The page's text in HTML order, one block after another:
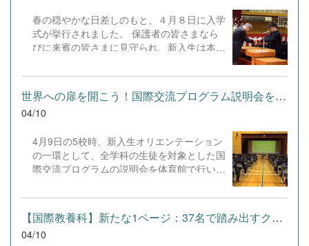
春の穏やかな日差しのもと、４月８日に入学
式が挙行されました。 保護者の皆さまなら
びに来賓の皆さまに見守られ、新入生は本校
制服に身を包み、緊張した面持ちの中にも、
高校生活への期待と希望を胸にした姿が印象
的でした。 今後の成長と活躍を、教職員一
同、心より願うとともに、日々の教育活動を
世界への扉を開こう！国際交流プログラム説明会を開催
04/10
4月9日の5校時、新入生オリエンテーション
の一環として、全学科の生徒を対象とした国
際交流プログラムの説明会を体育館で行いま
よる「Hello!」という元気な挨拶からスター
ト。最初は控えめだった生徒たちも、2度目
の呼びかけには力強い「Hello!」で応えてく
れ、会場は一気に活気づきました。 本校は
【国際教養科】新たな1ページ：37名で踏み出すクラス開き
04/10